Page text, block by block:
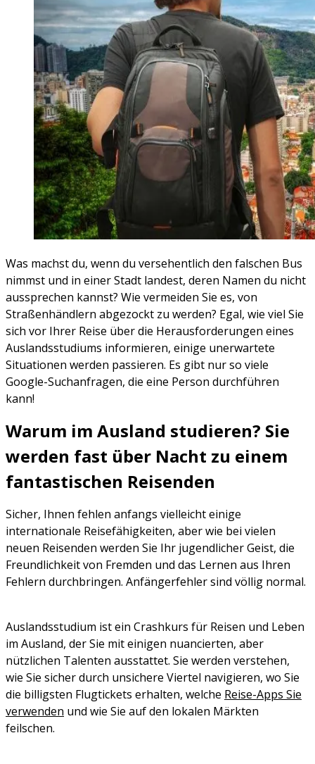
Was machst du, wenn du versehentlich den falschen Bus
nimmst und in einer Stadt landest, deren Namen du nicht
aussprechen kannst? Wie vermeiden Sie es, von
Straßenhändlern abgezockt zu werden? Egal, wie viel Sie
sich vor Ihrer Reise über die Herausforderungen eines
Auslandsstudiums informieren, einige unerwartete
Situationen werden passieren. Es gibt nur so viele
Google-Suchanfragen, die eine Person durchführen
kann!
Warum im Ausland studieren? Sie
werden fast über Nacht zu einem
fantastischen Reisenden
Sicher, Ihnen fehlen anfangs vielleicht einige
internationale Reisefähigkeiten, aber wie bei vielen
neuen Reisenden werden Sie Ihr jugendlicher Geist, die
Freundlichkeit von Fremden und das Lernen aus Ihren
Fehlern durchbringen. Anfängerfehler sind völlig normal.
Auslandsstudium ist ein Crashkurs für Reisen und Leben
im Ausland, der Sie mit einigen nuancierten, aber
nützlichen Talenten ausstattet. Sie werden verstehen,
wie Sie sicher durch unsichere Viertel navigieren, wo Sie
die billigsten Flugtickets erhalten, welche Reise-Apps Sie
verwenden und wie Sie auf den lokalen Märkten
feilschen.